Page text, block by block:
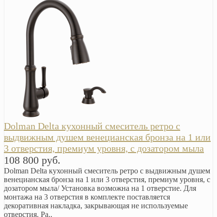
Dolman Delta кухонный смеситель ретро с
выдвижным душем венецианская бронза на 1 или
3 отверстия, премиум уровня, с дозатором мыла
108 800 руб.
Dolman Delta кухонный смеситель ретро с выдвижным душем
венецианская бронза на 1 или 3 отверстия, премиум уровня, с
дозатором мыла/ Установка возможна на 1 отверстие. Для
монтажа на 3 отверстия в комплекте поставляется
декоративная накладка, закрывающая не используемые
отверстия. Ра..